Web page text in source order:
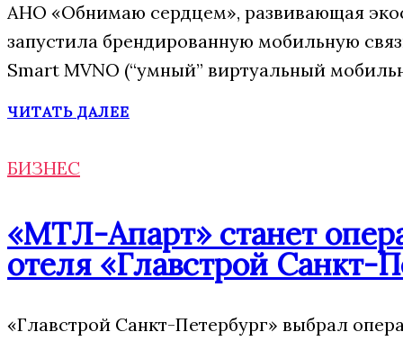
АНО «Обнимаю сердцем», развивающая
запустила брендированную мобильную
Smart MVNO (“умный” виртуальный
ЧИТАТЬ ДАЛЕЕ
БИЗНЕС
«МТЛ-Апарт» станет
отеля «Главстрой Санкт-
«Главстрой Санкт-Петербург» выбрал